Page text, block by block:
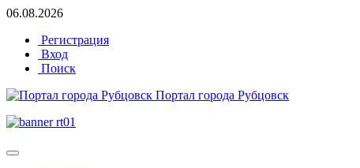
06.08.2026
Регистрация
Вход
Поиск
Портал города Рубцовск